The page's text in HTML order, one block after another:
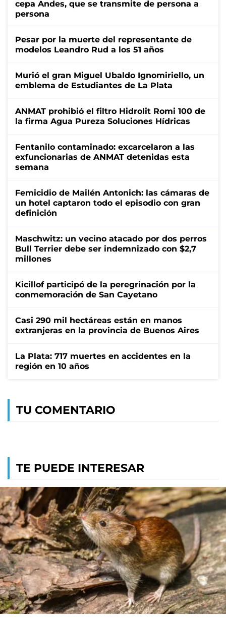
cepa Andes, que se transmite de persona a
persona
Pesar por la muerte del representante de
modelos Leandro Rud a los 51 años
Murió el gran Miguel Ubaldo Ignomiriello, un
emblema de Estudiantes de La Plata
ANMAT prohibió el filtro Hidrolit Romi 100 de
la firma Agua Pureza Soluciones Hídricas
Fentanilo contaminado: excarcelaron a las
exfuncionarias de ANMAT detenidas esta
semana
Femicidio de Mailén Antonich: las cámaras de
un hotel captaron todo el episodio con gran
definición
Maschwitz: un vecino atacado por dos perros
Bull Terrier debe ser indemnizado con $2,7
millones
Kicillof participó de la peregrinación por la
conmemoración de San Cayetano
Casi 290 mil hectáreas están en manos
extranjeras en la provincia de Buenos Aires
La Plata: 717 muertes en accidentes en la
región en 10 años
TU COMENTARIO
TE PUEDE INTERESAR